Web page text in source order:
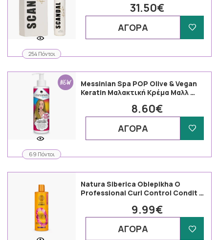
254 Πόντοι
31.50€
ΑΓΟΡΑ
69 Πόντοι
Messinian Spa POP Olive & Vegan
Keratin Μαλακτική Κρέμα Μαλλ …
8.60€
ΑΓΟΡΑ
Natura Siberica Oblepikha O
Professional Curl Control Condit …
9.99€
ΑΓΟΡΑ